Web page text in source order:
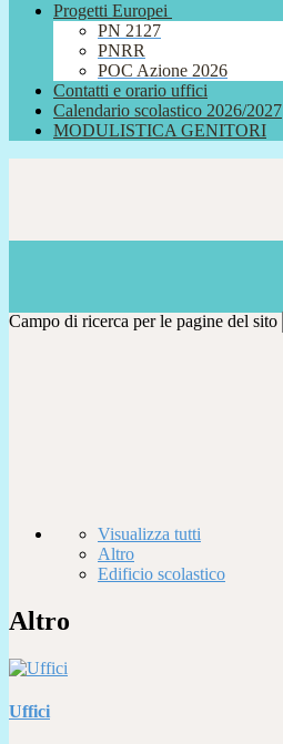
Progetti Europei
PN 2127
PNRR
POC Azione 2026
Contatti e orario uffici
Calendario scolastico 2026/2027
MODULISTICA GENITORI
Campo di ricerca per le pagine del sito
Visualizza tutti
Altro
Edificio scolastico
Altro
Uffici